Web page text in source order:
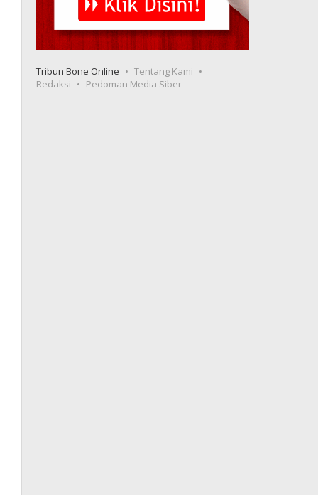
Tribun Bone Online
Tentang Kami
Redaksi
Pedoman Media Siber